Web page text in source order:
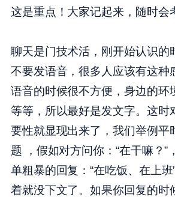
这是重点！大家记起来，随时会
聊天是门技术活，刚开始认识的
不要发语音，很多人应该有这种
语音的时候很不方便，身边的环
等等，所以最好是发文字。这时
要性就显现出来了，我们举例平
题 ，假如对方问你：“在干嘛？”
单粗暴的回复：“在吃饭、在上
着就没下文了。如果你回复的时